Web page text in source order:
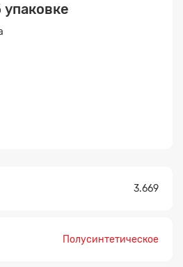
3.669
Полусинтетическое